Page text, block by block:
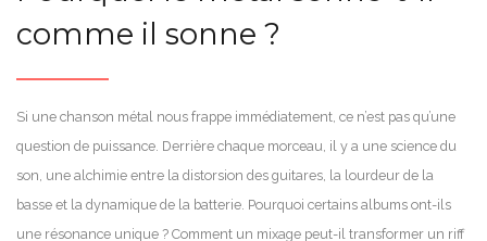
comme il sonne ?
Si une chanson métal nous frappe immédiatement, ce n’est pas qu’une
question de puissance. Derrière chaque morceau, il y a une science du
son, une alchimie entre la distorsion des guitares, la lourdeur de la
basse et la dynamique de la batterie. Pourquoi certains albums ont-ils
une résonance unique ? Comment un mixage peut-il transformer un riff